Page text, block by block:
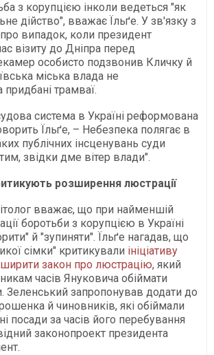
з корупцією інколи ведеться "як
дійство", вважає Їльґе. У зв'язку з
випадок, коли президент
візиту до Дніпра перед
особисто подзвонив Кличку й
міська влада не
придбані трамваї.
система в Україні реформована
Їльґе, – Небезпека полягає в
публічних інсценувань суди
звідки дме вітер влади".
розширення люстрації
вважає, що при найменшій
боротьби з корупцією в Україні
й "зупиняти". Їльґе нагадав, що
сімки" критикували ініціативу
закон про люстрацію, який
часів Януковича обіймати
Зеленський запропонував додати до
й чиновників, які обіймали
посади за часів його перебування
законопроект президента